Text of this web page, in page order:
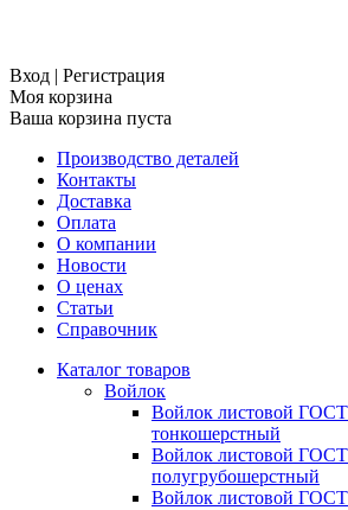
Вход | Регистрация
Моя корзина
Ваша корзина пуста
Производство деталей
Контакты
Доставка
Оплата
О компании
Новости
О ценах
Статьи
Справочник
Каталог товаров
Войлок
Войлок листовой ГОСТ
тонкошерстный
Войлок листовой ГОСТ
полугрубошерстный
Войлок листовой ГОСТ